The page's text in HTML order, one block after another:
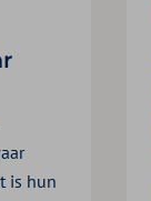
is hun